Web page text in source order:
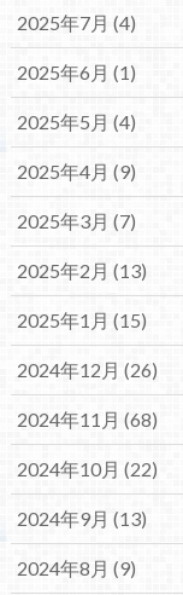
2025年7月 (4)
2025年6月 (1)
2025年5月 (4)
2025年4月 (9)
2025年3月 (7)
2025年2月 (13)
2025年1月 (15)
2024年12月 (26)
2024年11月 (68)
2024年10月 (22)
2024年9月 (13)
2024年8月 (9)